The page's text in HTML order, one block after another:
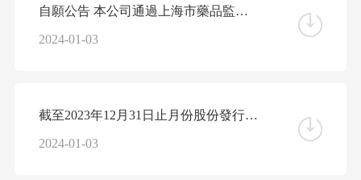
自願公告 本公司通過上海市藥品監督管理局GMP審查
2024-01-03
截至2023年12月31日止月份股份發行人的證券變動月報表
2024-01-03